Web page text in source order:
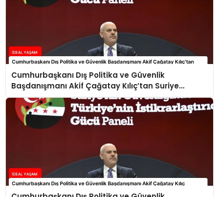
Cumhurbaşkanı Dış Politika ve Güvenlik
Başdanışmanı Akif Çağatay Kılıç’tan Suriye
Panelinde Önemli Açıklamalar